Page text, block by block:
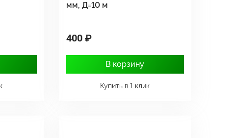
мм, Д=10 м
400 ₽
В корзину
Купить в 1 клик